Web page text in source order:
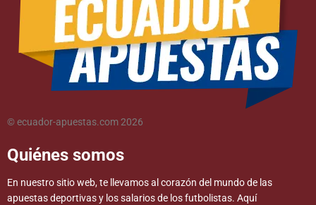
© ecuador-apuestas.com 2026
Quiénes somos
En nuestro sitio web, te llevamos al corazón del mundo de las
apuestas deportivas y los salarios de los futbolistas. Aquí